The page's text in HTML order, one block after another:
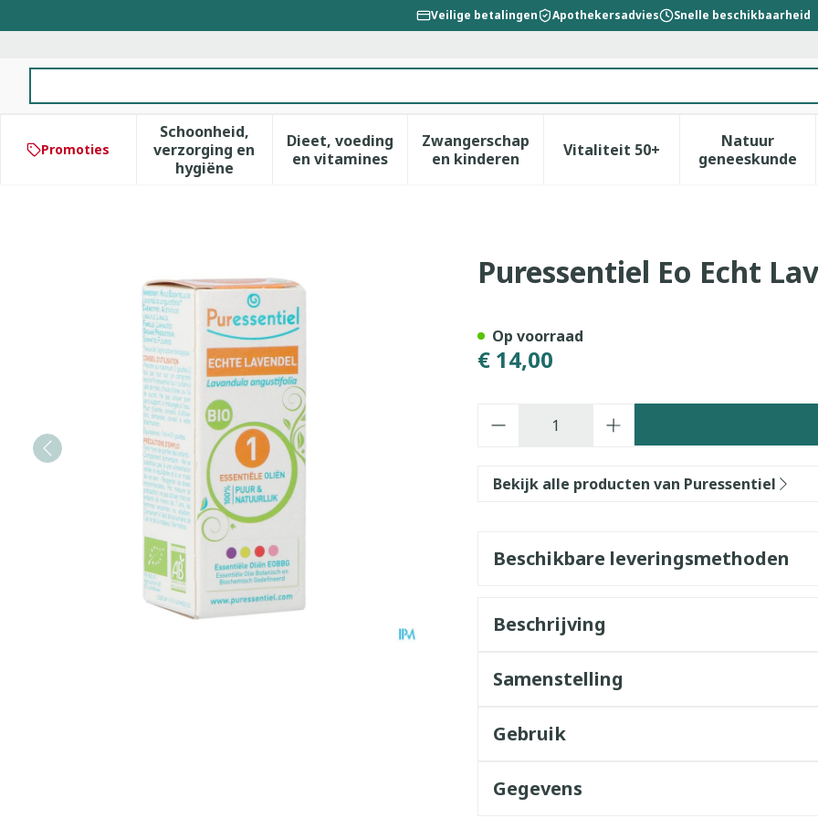
Veilige betalingen Apothekersadvies Snelle beschikbaarheid
Promoties
Schoonheid,
verzorging en
hygiëne
Toon submenu voor Schoonheid, verzorging en hygiëne categorie
Dieet, voeding
en vitamines
Toon submenu voor Dieet, voeding en vitamines categorie
Zwangerschap
en kinderenToon submenu voor Zwangerschap en
Vitaliteit 50+Toon submenu voor
Natuur
geneeskunde
Toon
Puressentiel Eo Echt Lavendel Bio Exp. 10ml
Puressentiel Eo Echt
€ 14,00
Op voorraad
Bekijk alle producten van Puressentiel
Beschikbare leveringsmethoden
Beschrijving
Samenstelling
Gebruik
Gegevens